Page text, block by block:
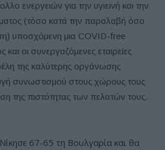
ενεργειών για την υγιεινή και την
(τόσο κατά την παραλαβή όσο
υποσχόμενη μια COVID-free
και οι συνεργαζόμενες εταιρείες
της καλύτερης οργάνωσης
συνωστισμού στους χώρους τους
της πιστότητας των πελατών τους.